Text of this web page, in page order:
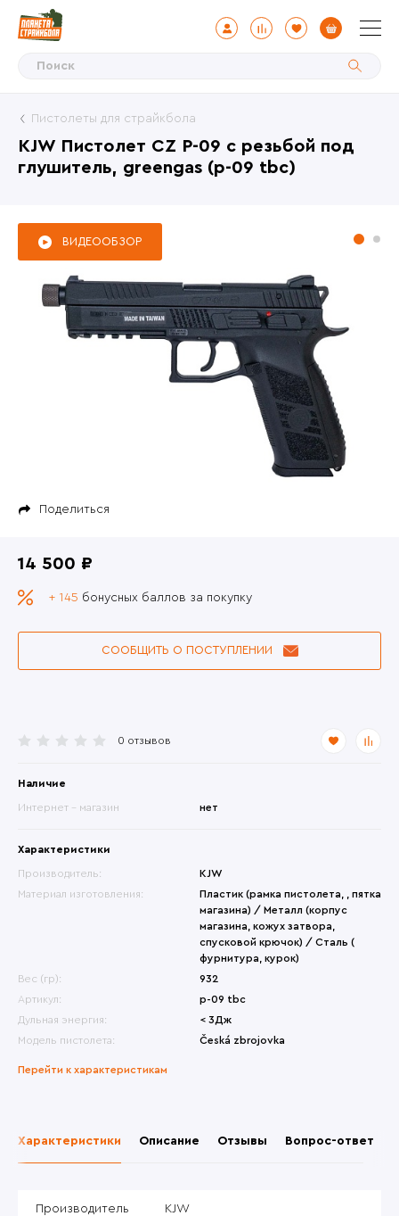
KJW Пистолет CZ P-09 с резьбой под
глушитель, greengas (p-09 tbc)
Пистолеты для страйкбола
Поделиться
ВИДЕООБЗОР
0 отзывов
Наличие
Интернет - магазин нет
Характеристики
Производитель:
KJW
Материал изготовления:
Пластик (рамка пистолета, , пятка
магазина) / Металл (корпус
магазина, кожух затвора,
спусковой крючок) / Сталь (
фурнитура, курок)
Вес (гр):
932
Артикул:
p-09 tbc
Дульная энергия:
< 3Дж
Модель пистолета:
Česká zbrojovka
Перейти к характеристикам
14 500 ₽
+ 145 бонусных баллов за покупку
СООБЩИТЬ О ПОСТУПЛЕНИИ
Характеристики Описание Отзывы Вопрос-ответ
Производитель KJW